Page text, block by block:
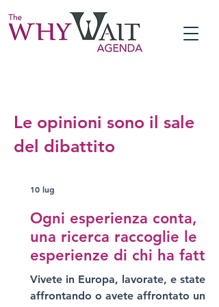
Le opinioni sono il sale
del dibattito
Ogni esperienza conta,
una ricerca raccoglie le
esperienze di chi ha fatto
percorsi di pma
continuando a lavorare
Vivete in Europa, lavorate, e state
affrontando o avete affrontato una
10 lug